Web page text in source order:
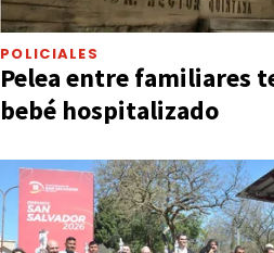
POLICIALES
Pelea entre familiares
bebé hospitalizado